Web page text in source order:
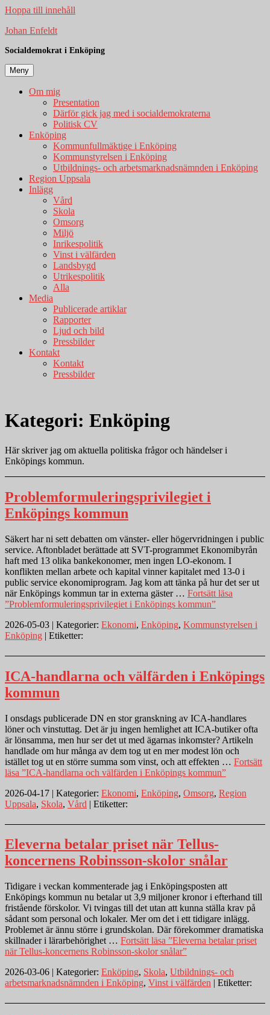
Hoppa till innehåll
Johan Enfeldt
Socialdemokrat i Enköping
Meny
Om mig
Presentation
Därför gick jag med i socialdemokraterna
Politisk CV
Enköping
Kommunfullmäktige i Enköping
Kommunstyrelsen i Enköping
Utbildnings- och arbetsmarknadsnämnden i Enköping
Region Uppsala
Inlägg
Vård
Skola
Omsorg
Miljö
Inrikespolitik
Vinst i välfärden
Landsbygd
Utrikespolitik
Alla
Media
Publicerade artiklar
Rapporter
Ljud och bild
Pressbilder
Kontakt
Kontakt
Pressbilder
Kategori: Enköping
Här skriver jag om aktuella politiska frågor och händelser i
Enköpings kommun.
Problemformuleringsprivilegiet i
Enköpings kommun
Säkert har ni sett debatten om vänster- eller högervridningen i public
service. Aftonbladet berättade att SVT-programmet Ekonomibyrån
haft med 13 olika bankekonomer, men ingen LO-ekonom. I
konflikten mellan arbete och kapital vinner kapitalet med 13-0 i
public service ekonomiprogram. Jag kom att tänka på hur det ser ut
när Enköpings kommun tar in externa gäster … Fortsätt läsa
”Problemformuleringsprivilegiet i Enköpings kommun”
2026-05-03 | Kategorier: Ekonomi, Enköping, Kommunstyrelsen i
Enköping | Etiketter:
ICA-handlarna och välfärden i Enköpings
kommun
I onsdags publicerade DN en stor granskning av ICA-handlares
löner och vinstuttag. Det är ju ingen hemlighet att ICA-butiker ofta
är lönsamma, men hur ser det ut med ägarnas inkomster? Artikeln
handlade om hur många av dem tog ut en mer modest lön och
istället tog ut en större summa som vinst, och att effekten … Fortsätt
läsa ”ICA-handlarna och välfärden i Enköpings kommun”
2026-04-17 | Kategorier: Ekonomi, Enköping, Omsorg, Region
Uppsala, Skola, Vård | Etiketter:
Eleverna betalar priset när Tellus-
koncernens Robinsson-skolor snålar
Tidigare i veckan kommenterade jag i Enköpingsposten att
Enköpings kommun nu betalar ut 3,9 miljoner kronor i efterhand till
fristående förskolor. Vi tvingas till det utan att kunna ställa krav på
sådant som personal och lokaler. Mer om det i ett tidigare inlägg.
Problemet är ännu större i grundskolan. Där förekommer dramatiska
skillnader i lärarbehörighet … Fortsätt läsa ”Eleverna betalar priset
när Tellus-koncernens Robinsson-skolor snålar”
2026-03-06 | Kategorier: Enköping, Skola, Utbildnings- och
arbetsmarknadsnämnden i Enköping, Vinst i välfärden | Etiketter: